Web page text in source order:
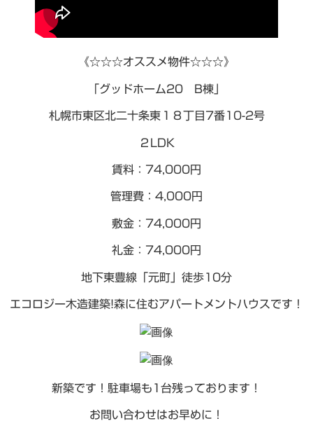
《☆☆☆オススメ物件☆☆☆》
「グッドホーム20 B棟」
札幌市東区北二十条東１８丁目7番10-2号
２LDK
賃料：74,000円
管理費：4,000円
敷金：74,000円
礼金：74,000円
地下東豊線「元町」徒歩10分
エコロジー木造建築!森に住むアパートメントハウスです！
新築です！駐車場も1台残っております！
お問い合わせはお早めに！